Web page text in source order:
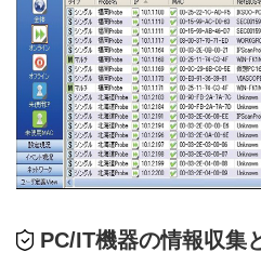
PC/IT機器の情報収集